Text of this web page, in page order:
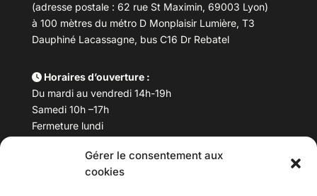
Gérer le consentement aux
cookies
(adresse postale : 62 rue St Maximin, 69003 Lyon)
à 100 mètres du métro D Monplaisir Lumière, T3
Dauphiné Lacassagne, bus C16 Dr Rebatel
Horaires d’ouverture :
Du mardi au vendredi 14h-19h
Samedi 10h –17h
Fermeture lundi
Téléphone : 04 78 53 06 40
maisondesculturesasiatiques@asiexpo.com